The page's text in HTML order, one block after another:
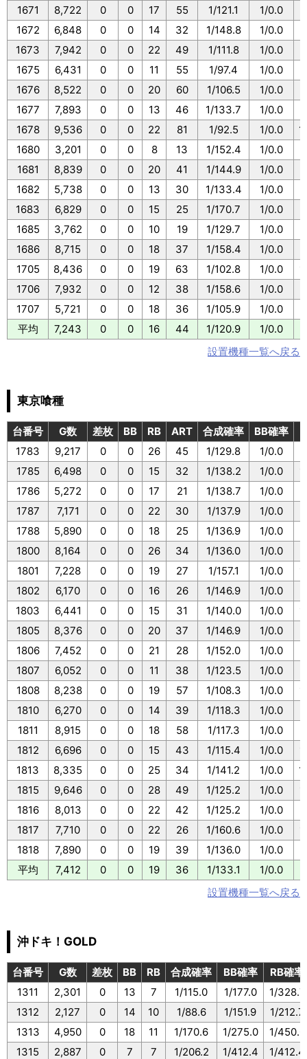
1671
8,722 0 0 17 55 1/121.1 1/0.0
1672
6,848 0 0 14 32 1/148.8 1/0.0
1673
7,942 0 0 22 49 1/111.8 1/0.0
1675
6,431 0 0 11 55 1/97.4 1/0.0
1676
8,522 0 0 20 60 1/106.5 1/0.0
1677
7,893 0 0 13 46 1/133.7 1/0.0
1678
9,536 0 0 22 81 1/92.5 1/0.0
1680
3,201 0 0 8 13 1/152.4 1/0.0
1681
8,839 0 0 20 41 1/144.9 1/0.0
1682
5,738 0 0 13 30 1/133.4 1/0.0
1683
6,829 0 0 15 25 1/170.7 1/0.0
1685
3,762 0 0 10 19 1/129.7 1/0.0
1686
8,715 0 0 18 37 1/158.4 1/0.0
1705
8,436 0 0 19 63 1/102.8 1/0.0
1706
7,932 0 0 12 38 1/158.6 1/0.0
1707
5,721 0 0 18 36 1/105.9 1/0.0
平均
7,243 0 0 16 44 1/120.9 1/0.0
設置機種一覧へ戻る
東京喰種
台番号 G数 差枚 BB RB ART 合成確率 BB確率
1783
9,217 0 0 26 45 1/129.8 1/0.0
1785
6,498 0 0 15 32 1/138.2 1/0.0
1786
5,272 0 0 17 21 1/138.7 1/0.0
1787
7,171 0 0 22 30 1/137.9 1/0.0
1788
5,890 0 0 18 25 1/136.9 1/0.0
1800
8,164 0 0 26 34 1/136.0 1/0.0
1801
7,228 0 0 19 27 1/157.1 1/0.0
1802
6,170 0 0 16 26 1/146.9 1/0.0
1803
6,441 0 0 15 31 1/140.0 1/0.0
1805
8,376 0 0 20 37 1/146.9 1/0.0
1806
7,452 0 0 21 28 1/152.0 1/0.0
1807
6,052 0 0 11 38 1/123.5 1/0.0
1808
8,238 0 0 19 57 1/108.3 1/0.0
1810
6,270 0 0 14 39 1/118.3 1/0.0
1811
8,915 0 0 18 58 1/117.3 1/0.0
1812
6,696 0 0 15 43 1/115.4 1/0.0
1813
8,335 0 0 25 34 1/141.2 1/0.0
1815
9,646 0 0 28 49 1/125.2 1/0.0
1816
8,013 0 0 22 42 1/125.2 1/0.0
1817
7,710 0 0 22 26 1/160.6 1/0.0
1818
7,890 0 0 19 39 1/136.0 1/0.0
平均
7,412 0 0 19 36 1/133.1 1/0.0
設置機種一覧へ戻る
沖ドキ！GOLD
台番号 G数 差枚 BB RB 合成確率 BB確率
RB確率
1311
2,301 0 13 7 1/115.0 1/177.0
1/328.7
1312
2,127 0 14 10 1/88.6 1/151.9
1/212.7
1313
4,950 0 18 11 1/170.6 1/275.0
1/450.0
1315
2,887 0 7 7 1/206.2 1/412.4 1/412.4